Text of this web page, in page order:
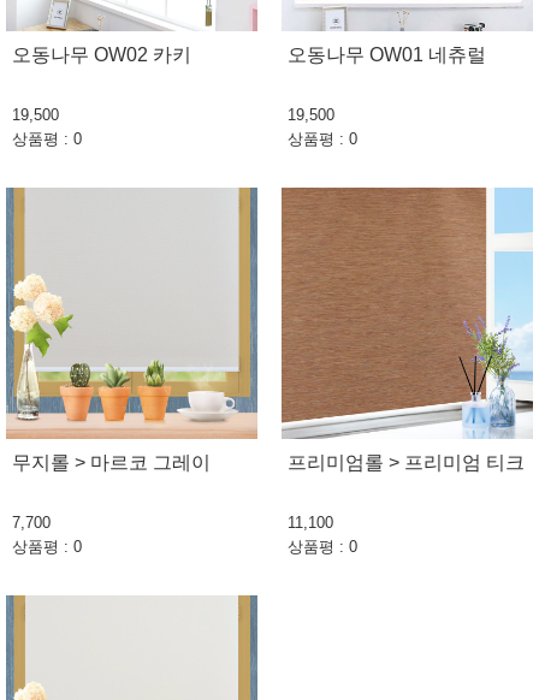
오동나무 OW02 카키
19,500
상품평 : 0
오동나무 OW01 네츄럴
19,500
상품평 : 0
무지롤 > 마르코 그레이
7,700
상품평 : 0
프리미엄롤 > 프리미엄 티크
11,100
상품평 : 0